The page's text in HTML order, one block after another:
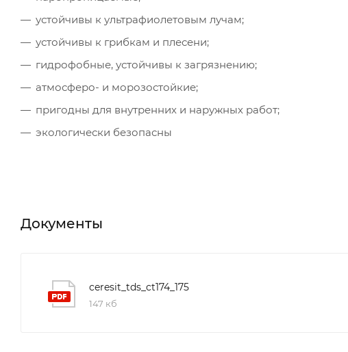
устойчивы к ультрафиолетовым лучам;
устойчивы к грибкам и плесени;
гидрофобные, устойчивы к загрязнению;
атмосферо- и морозостойкие;
пригодны для внутренних и наружных работ;
экологически безопасны
Документы
ceresit_tds_ct174_175
147 кб